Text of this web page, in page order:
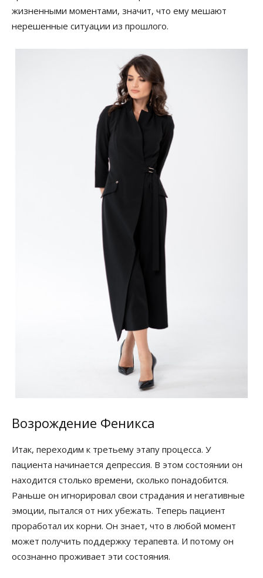
жизненными моментами, значит, что ему мешают
нерешенные ситуации из прошлого.
Возрождение Феникса
Итак, переходим к третьему этапу процесса. У
пациента начинается депрессия. В этом состоянии он
находится столько времени, сколько понадобится.
Раньше он игнорировал свои страдания и негативные
эмоции, пытался от них убежать. Теперь пациент
проработал их корни. Он знает, что в любой момент
может получить поддержку терапевта. И потому он
осознанно проживает эти состояния.